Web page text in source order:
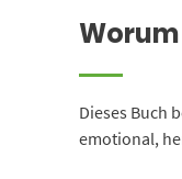
Dieses Buch
emotional,